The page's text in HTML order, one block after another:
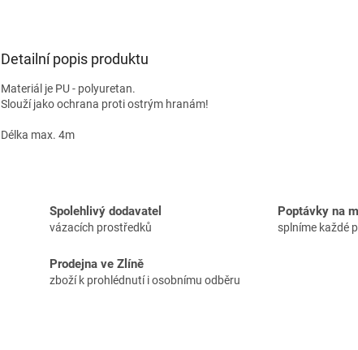
Detailní popis produktu
Materiál je PU - polyuretan.
Slouží jako ochrana proti ostrým hranám!
Délka max. 4m
Spolehlivý dodavatel
vázacích prostředků
Poptávky na
splníme každé
Prodejna ve Zlíně
zboží k prohlédnutí i osobnímu odběru